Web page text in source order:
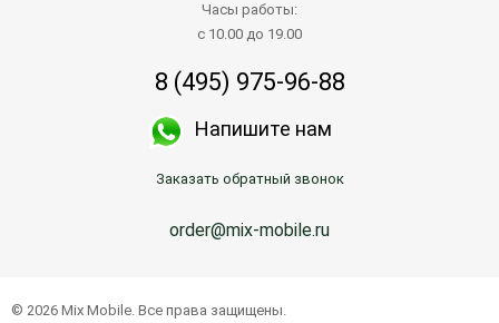
Часы работы:
с 10.00 до 19.00
8 (495) 975-96-88
Напишите нам
Заказать обратный звонок
order@mix-mobile.ru
© 2026 Mix Mobile. Все права защищены.